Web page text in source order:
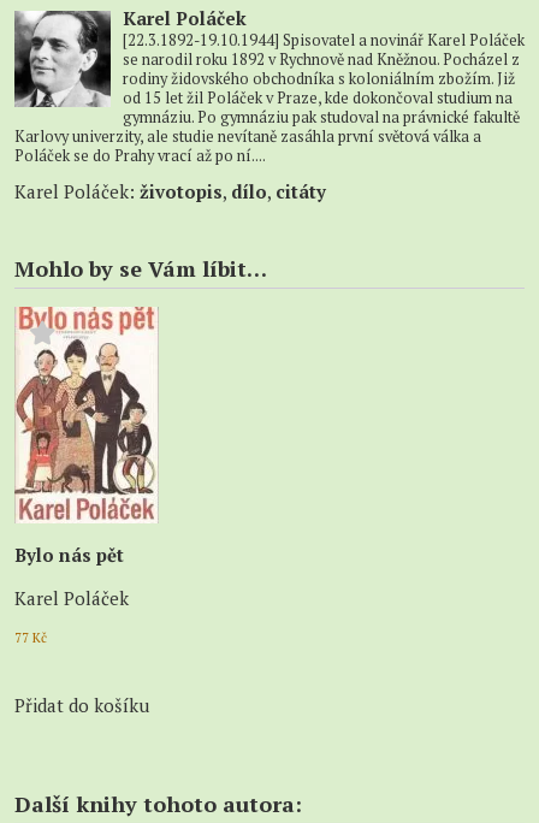
Karel Poláček
[22.3.1892-19.10.1944] Spisovatel a novinář Karel Poláček
se narodil roku 1892 v Rychnově nad Kněžnou. Pocházel z
rodiny židovského obchodníka s koloniálním zbožím. Již
od 15 let žil Poláček v Praze, kde dokončoval studium na
gymnáziu. Po gymnáziu pak studoval na právnické fakultě
Karlovy univerzity, ale studie nevítaně zasáhla první světová válka a
Poláček se do Prahy vrací až po ní....
Karel Poláček: životopis, dílo, citáty
Mohlo by se Vám líbit…
Bylo nás pět
Karel Poláček
77 Kč
Přidat do košíku
Další knihy tohoto autora: